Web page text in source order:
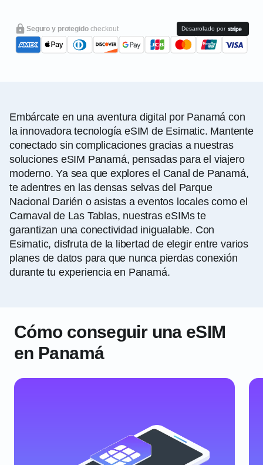
Seguro y protegido checkout Desarrollado por
Embárcate en una aventura digital por Panamá con
la innovadora tecnología eSIM de Esimatic. Mantente
conectado sin complicaciones gracias a nuestras
soluciones eSIM Panamá, pensadas para el viajero
moderno. Ya sea que explores el Canal de Panamá,
te adentres en las densas selvas del Parque
Nacional Darién o asistas a eventos locales como el
Carnaval de Las Tablas, nuestras eSIMs te
garantizan una conectividad inigualable. Con
Esimatic, disfruta de la libertad de elegir entre varios
planes de datos para que nunca pierdas conexión
durante tu experiencia en Panamá.
Cómo conseguir una eSIM
en Panamá